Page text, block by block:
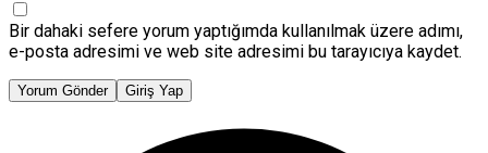
Bir dahaki sefere yorum yaptığımda kullanılmak üzere adımı,
e-posta adresimi ve web site adresimi bu tarayıcıya kaydet.
Yorum Gönder Giriş Yap